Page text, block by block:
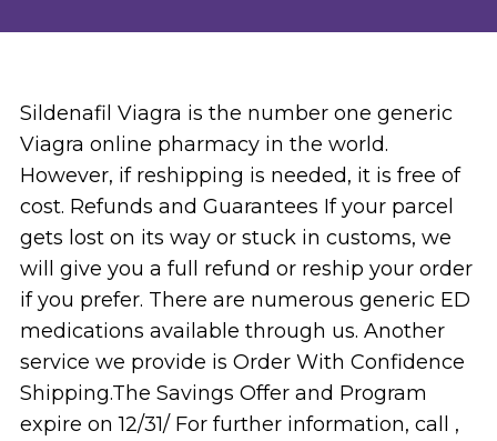
Sildenafil Viagra is the number one generic
Viagra online pharmacy in the world.
However, if reshipping is needed, it is free of
cost. Refunds and Guarantees If your parcel
gets lost on its way or stuck in customs, we
will give you a full refund or reship your order
if you prefer. There are numerous generic ED
medications available through us. Another
service we provide is Order With Confidence
Shipping.The Savings Offer and Program
expire on 12/31/ For further information, call ,